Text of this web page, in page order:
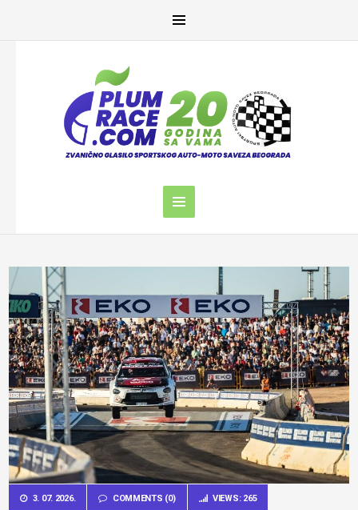
3. 07. 2026. COMMENTS (0) VIEWS: 265